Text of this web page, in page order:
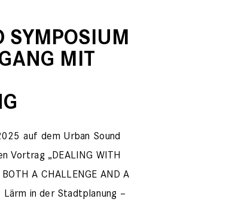
SYMPOSIUM
MIT
auf dem Urban Sound
Vortrag „DEALING WITH
A CHALLENGE AND A
Lärm in der Stadtplanung –